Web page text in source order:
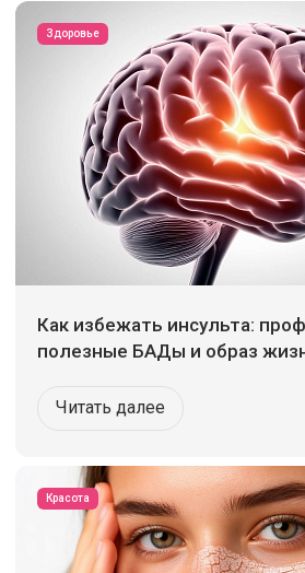
Здоровье
Как избежать инсульта:
полезные БАДы и образ
Читать далее
Красота